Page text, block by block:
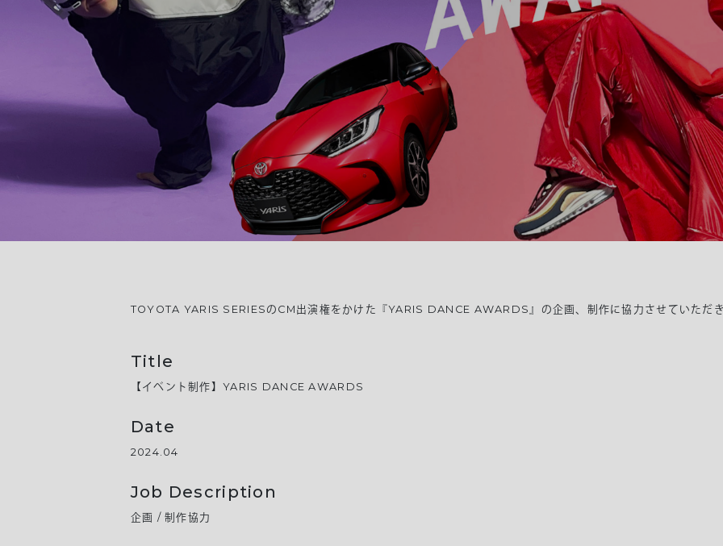
TOYOTA YARIS SERIESのCM出演権をかけた『YARIS DANCE AWARDS』の企画、制作に協力させていただ
Title
【イベント制作】YARIS DANCE AWARDS
Date
2024.04
Job Description
企画 / 制作協力